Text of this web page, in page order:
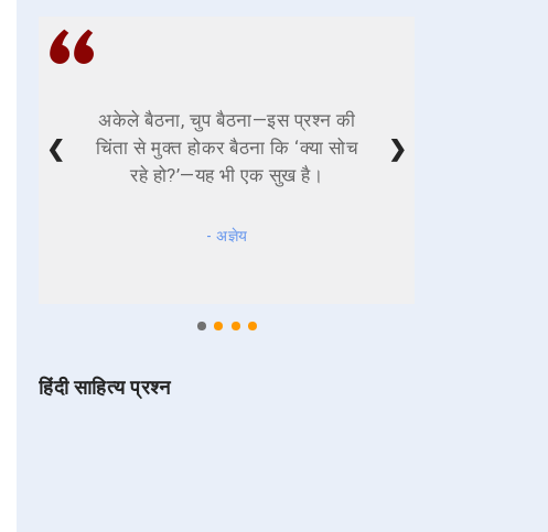
अकेले बैठना, चुप बैठना—इस प्रश्न की
चिंता से मुक्त होकर बैठना कि ‘क्या सोच
रहे हो?’—यह भी एक सुख है।
- अज्ञेय
❮ ❯
हिंदी साहित्य प्रश्न